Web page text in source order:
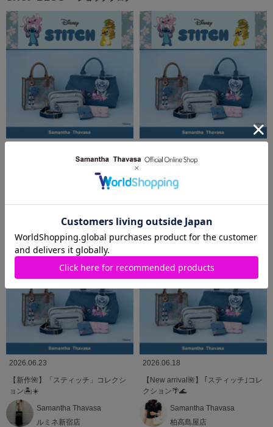
「スティッチ」コレクションが登
サマンサタバサ西銀座店
新作🌺【スティッチ】コレクション
Samantha Thavasa
羽田空港第1ターミナル店
2026.06.23
【新作🌺】「スティッチ」コレクシ
ョン🏝️☀️
Samantha Thavasa
ルミネ新宿店
2026.06.18
【New arrival🌺】 ｢スティッチ｣コレ
クション🌴🌊
Samantha Thavasa
柏高島屋店